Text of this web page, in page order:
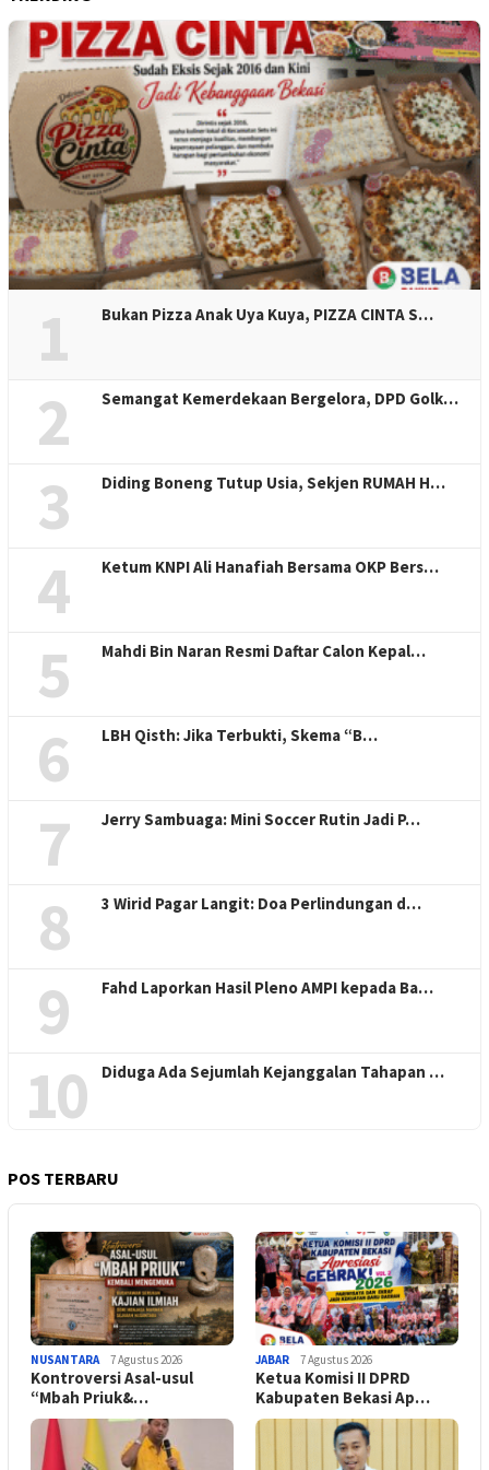
1 Bukan Pizza Anak Uya Kuya, PIZZA CINTA S…
2 Semangat Kemerdekaan Bergelora, DPD Golk…
3 Diding Boneng Tutup Usia, Sekjen RUMAH H…
4 Ketum KNPI Ali Hanafiah Bersama OKP Bers…
5 Mahdi Bin Naran Resmi Daftar Calon Kepal…
6 LBH Qisth: Jika Terbukti, Skema “B…
7 Jerry Sambuaga: Mini Soccer Rutin Jadi P…
8 3 Wirid Pagar Langit: Doa Perlindungan d…
9 Fahd Laporkan Hasil Pleno AMPI kepada Ba…
10 Diduga Ada Sejumlah Kejanggalan Tahapan …
POS TERBARU
NUSANTARA 7 Agustus 2026
Kontroversi Asal-usul
“Mbah Priuk&…
JABAR 7 Agustus 2026
Ketua Komisi II DPRD
Kabupaten Bekasi Ap…